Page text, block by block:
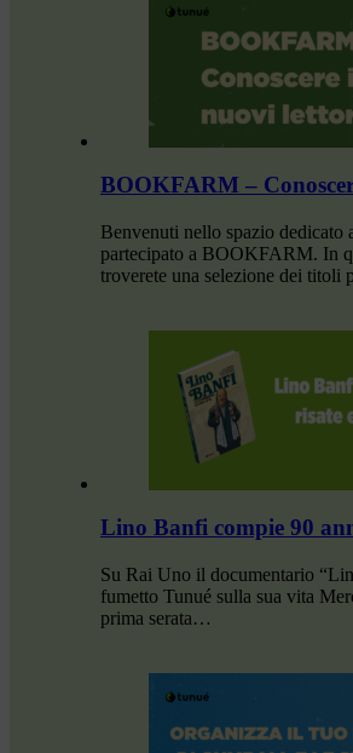
BOOKFARM –
Benvenuti nello spazio dedicato
partecipato a BOOKFARM. In
troverete una selezione dei titoli
Lino Banfi compie 90
Su Rai Uno il documentario
fumetto Tunué sulla sua vita
prima serata…